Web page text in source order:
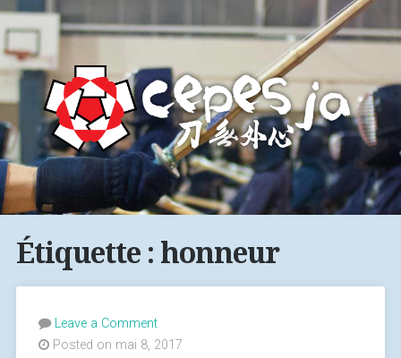
Étiquette : honneur
Leave a Comment
Posted on mai 8, 2017